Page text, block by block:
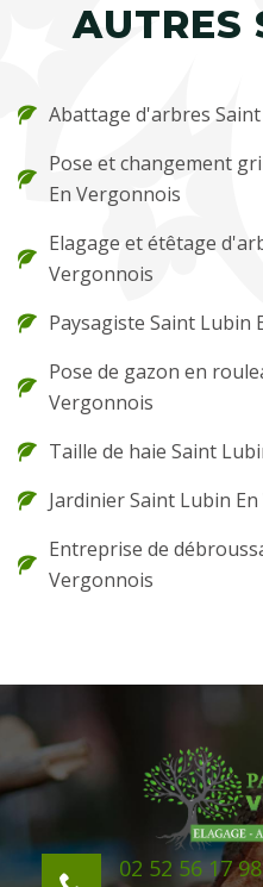
AUTRES
Abattage d'arbres
Pose et changement
En Vergonnois
Elagage et étêtage
Vergonnois
Paysagiste Saint Lubin
Pose de gazon en
Vergonnois
Taille de haie Saint
Jardinier Saint Lubin
Entreprise de
Vergonnois
02 52 56 17 98